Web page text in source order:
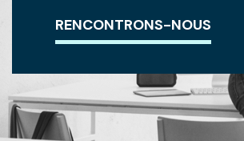
RENCONTRONS-NOUS